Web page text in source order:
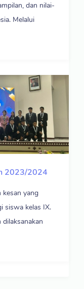
dan nilai-
Melalui
2023/2024
kesan yang
siswa kelas IX.